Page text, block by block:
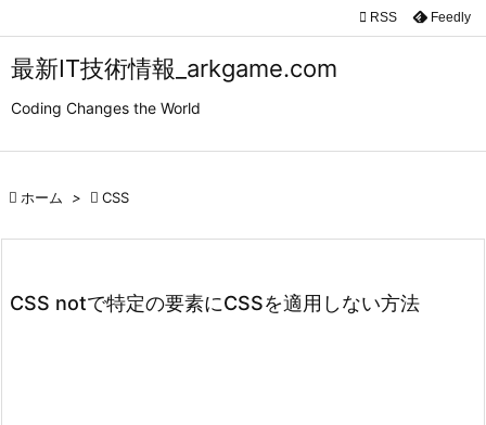
最新IT技術情報_arkgame.com
Coding Changes the World


 RSS Feedly
 ホーム >  CSS
CSS notで特定の要素にCSSを適用しない方法